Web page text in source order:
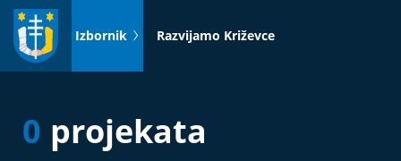
Idi
sadržaj
Izbornik Razvijamo Križevce
0 projekata